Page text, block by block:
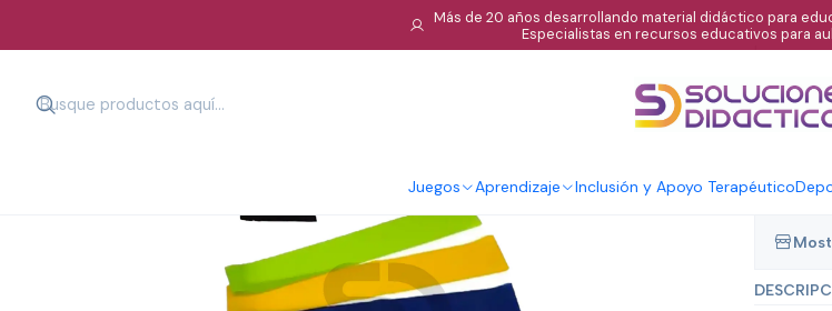
Juegos Aprendizaje Inclusión y Apoyo Terapéutico
Más de 20 años desarrollando material didáctico para
Especialistas en recursos educativos para
|
Set
Cantidad